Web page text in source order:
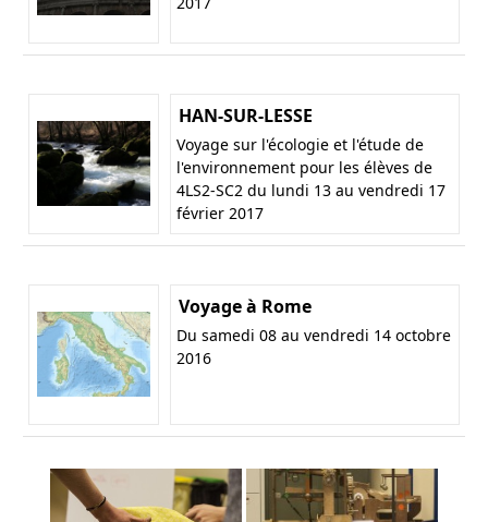
HAN-SUR-LESSE
Voyage sur l'écologie et l'étude de
l'environnement pour les élèves de
4LS2-SC2 du lundi 13 au vendredi 17
février 2017
Voyage à Rome
Du samedi 08 au vendredi 14 octobre
2016